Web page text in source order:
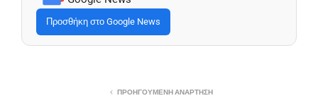
Προσθήκη στο Google News
ΠΡΟΗΓΟΎΜΕΝΗ ΑΝΆΡΤΗΣΗ